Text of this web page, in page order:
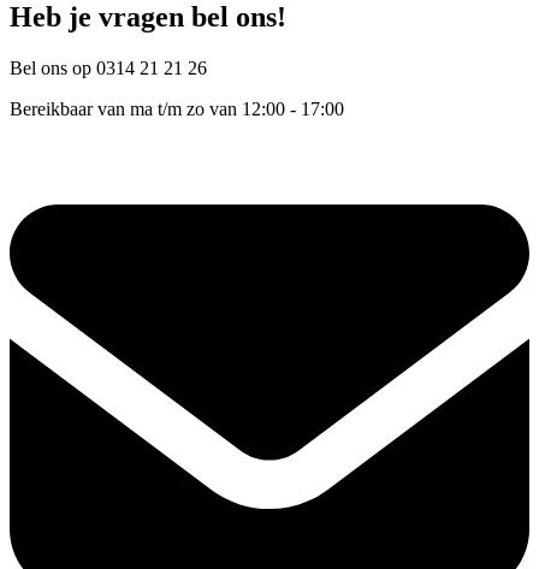
Heb je vragen bel ons!
Bel ons op 0314 21 21 26
Bereikbaar van ma t/m zo van 12:00 - 17:00